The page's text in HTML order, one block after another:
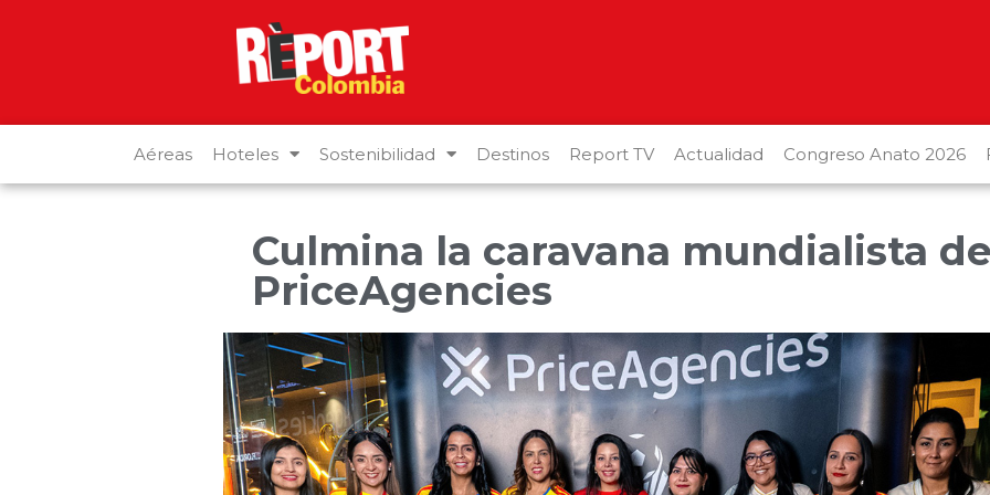
Aéreas Hoteles Sostenibilidad Destinos Report TV Actualidad Congreso Anato 2026
Culmina la caravana mundialista de
PriceAgencies